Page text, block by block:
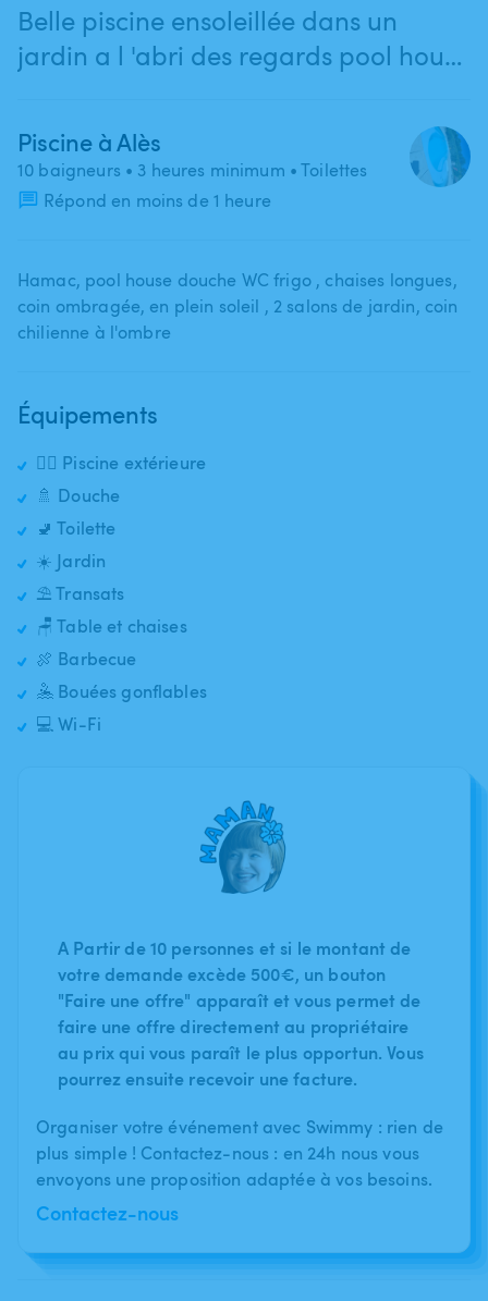
Belle piscine ensoleillée dans un
jardin a l 'abri des regards pool house
Piscine à Alès
10 baigneurs • 3 heures minimum • Toilettes
Répond en moins de 1 heure
Hamac​,​ pool house douche WC frigo ​,​ chaises longues​,​
coin ombragée​,​ en plein soleil ​,​ 2 salons de jardin​,​ coin
chilienne à l'ombre
Équipements
🏊‍♂️ Piscine extérieure
🚿 Douche
🚽 Toilette
☀️ Jardin
⛱️ Transats
🪑 Table et chaises
🍖 Barbecue
🤽 Bouées gonflables
💻 Wi-Fi
A Partir de 10 personnes et si le montant de
votre demande excède 500€, un bouton
"Faire une offre" apparaît et vous permet de
faire une offre directement au propriétaire
au prix qui vous paraît le plus opportun. Vous
pourrez ensuite recevoir une facture.
Organiser votre événement avec Swimmy : rien de
plus simple ! Contactez-nous : en 24h nous vous
envoyons une proposition adaptée à vos besoins.
Contactez-nous